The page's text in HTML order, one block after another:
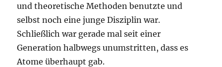
und theoretische Methoden benutzte und
selbst noch eine junge Disziplin war.
Schließlich war gerade mal seit einer
Generation halbwegs unumstritten, dass es
Atome überhaupt gab.